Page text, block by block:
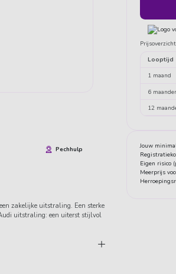
Pechhulp
zakelijke uitstraling. Een sterke
uitstraling: een uiterst stijlvol
Prijsoverzicht
Looptijd
1 maand
6
12
Jouw
Eigen risico
Meerprijs